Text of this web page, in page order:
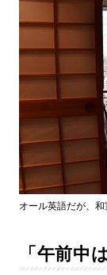
オール英語だが、
「午前中